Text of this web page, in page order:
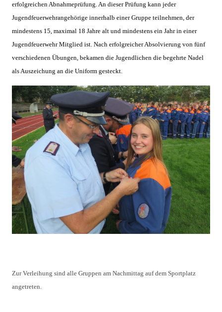
erfolgreichen Abnahmeprüfung. An dieser Prüfung kann jeder
Jugendfeuerwehrangehörige innerhalb einer Gruppe teilnehmen, der
mindestens 15, maximal 18 Jahre alt und mindestens ein Jahr in einer
Jugendfeuerwehr Mitglied ist. Nach erfolgreicher Absolvierung von fünf
verschiedenen Übungen, bekamen die Jugendlichen die begehrte Nadel
als Auszeichung an die Uniform gesteckt.
Zur Verleihung sind alle Gruppen am Nachmittag auf dem Sportplatz
angetreten.